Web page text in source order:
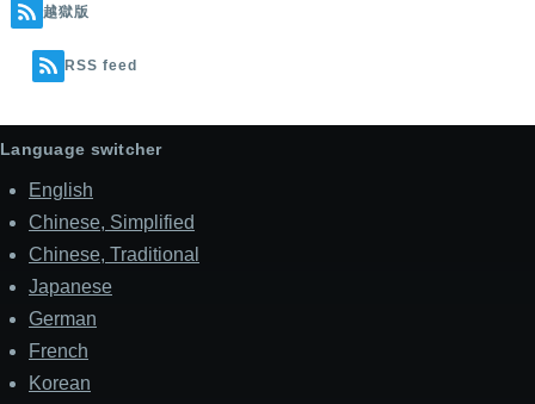
越獄版
RSS feed
Language switcher
English
Chinese, Simplified
Chinese, Traditional
Japanese
German
French
Korean